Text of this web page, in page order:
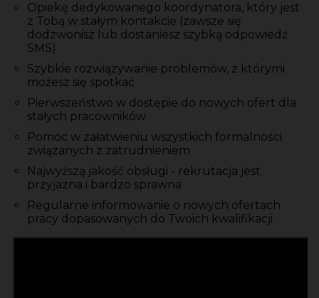
Opiekę dedykowanego koordynatora, który jest
z Tobą w stałym kontakcie (zawsze się
dodzwonisz lub dostaniesz szybką odpowiedź
SMS)
Szybkie rozwiązywanie problemów, z którymi
możesz się spotkać
Pierwszeństwo w dostępie do nowych ofert dla
stałych pracowników
Pomoc w załatwieniu wszystkich formalności
związanych z zatrudnieniem
Najwyższą jakość obsługi - rekrutacja jest
przyjazna i bardzo sprawna
Regularne informowanie o nowych ofertach
pracy dopasowanych do Twoich kwalifikacji